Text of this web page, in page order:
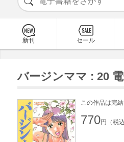
新刊 セール
バージンママ : 20
この作品は完
770円（税込